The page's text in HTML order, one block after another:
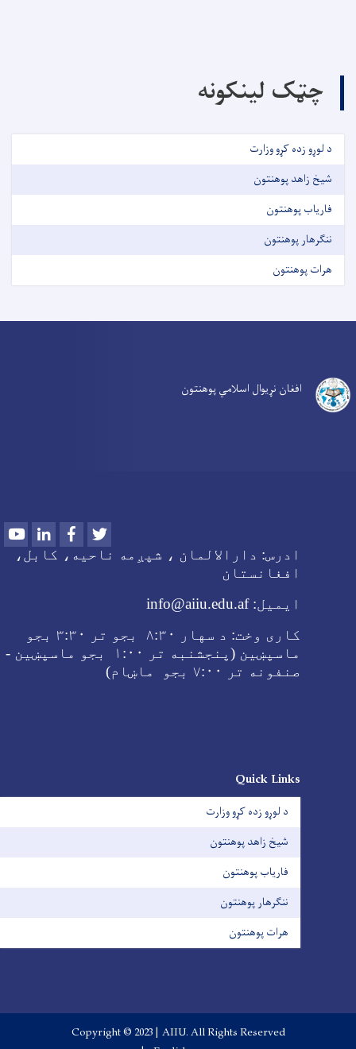
چټک لینکونه
د لوړو زده کړو وزارت
شیخ زاهد پوهنتون
فاریاب پوهنتون
ننګرهار پوهنتون
هرات پوهنتون
افغان نړیوال اسلامي پوهنتون
YoutubeLinkedInFacebook
ادرس: دارالالمان ، شپږمه ناحیه، کابل،
افغانستان
ایمیل: info@aiiu.edu.af
کاری وخت: د سهار ۸:۳۰ بجو تر
۳:۳۰ بجو
ماسپښین (پنجشنبه تر ۱:۰۰ بجو ماسپښین -
صنفونه تر
۷:۰۰ بجو ماښام )
Quick Links
د لوړو زده کړو وزارت
شیخ زاهد پوهنتون
فاریاب پوهنتون
ننګرهار پوهنتون
هرات پوهنتون
Copyright © 2023 | AIIU. All Rights Reserved